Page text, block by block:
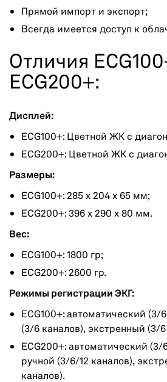
Прямой импорт и экспорт;
Всегда имеется доступ к
Отличия
ECG200+:
Дисплей:
ECG100+: Цветной ЖК с
ECG200+: Цветной ЖК с
Размеры:
ECG100+: 285 х 204 х 65 мм;
ECG200+: 396 x 290 x 80 мм.
Вес:
ECG100+: 1800 гр;
ECG200+: 2600 гр.
Режимы регистрации ЭКГ:
ECG100+: автоматический (3/
(3/6 каналов), экстренный (3/6
ECG200+: автоматический (3/
ручной (3/6/12 каналов),
каналов).